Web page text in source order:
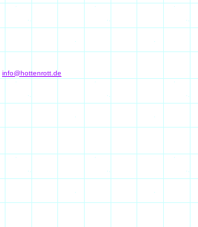
info@hottenrott.de